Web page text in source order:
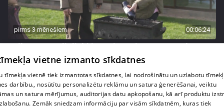
pirms 3 mēnešiem 00:06:24
Grila sezonā lieliski iespējams ievērot veselīga
uztura principus
vietne izmanto sīkdatnes
tīmekļa vietnē tiek izmantotas sīkdatnes, lai nodrošinātu un uzlabotu
darbību., nosūtītu personalizētu reklāmu un satura ģenerēšanai, veiktu
un satura mērījumus, auditorijas datu apkopošanu, kā arī produktu
Zemāk sniedzam informāciju par visām sīkdatnēm, kuras tiek